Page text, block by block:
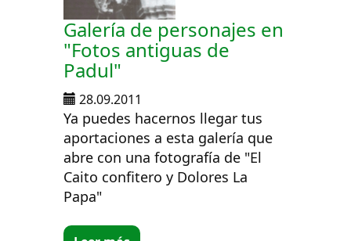
Galería de personajes en
"Fotos antiguas de
Padul"
28.09.2011
Ya puedes hacernos llegar tus
aportaciones a esta galería que
abre con una fotografía de "El
Caito confitero y Dolores La
Papa"